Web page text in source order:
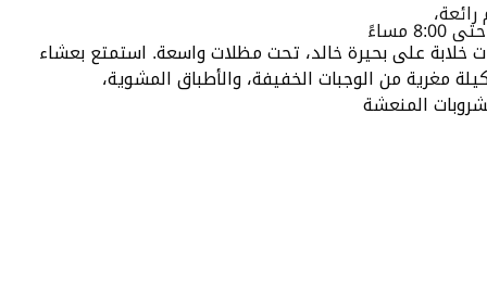
خلابة على بحيرة خالد، تحت مظلات واسعة. استمتع بعشاء
مغرية من الوجبات الخفيفة، والأطباق المشوية،
المنعشة